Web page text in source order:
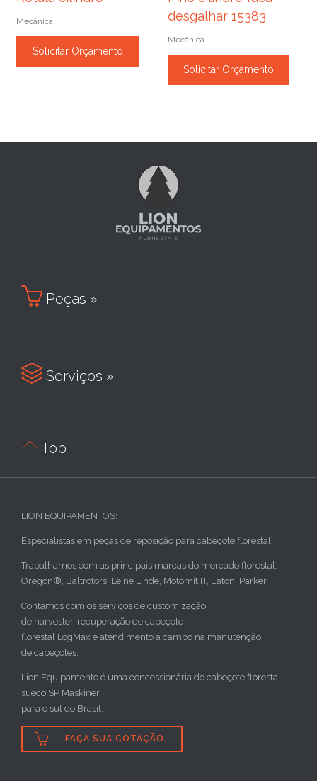
Mecânica
Solicitar Orçamento
desgalhar 15383
Mecânica
Solicitar Orçamento
 Peças »
 Serviços »
 Top
LION EQUIPAMENTOS:
Especialistas em peças de reposição para cabeçote florestal.
Trabalhamos com as principais marcas do mercado florestal:
Oregon®, Baltrotors, Leine Linde, Motomit IT, Eaton, Parker.
Contamos com os serviços de customização
de harvester, recuperação de cabeçote
florestal LogMax e atendimento a campo na manutenção
de cabeçotes.
Lion Equipamento é uma concessionária do cabeçote florestal
sueco SP Maskiner
para o sul do Brasil.
 FAÇA SUA COTAÇÃO